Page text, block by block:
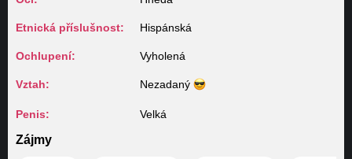
Etnická příslušnost: Hispánská
Ochlupení: Vyholená
Vztah: Nezadaný
Penis: Velká
Zájmy